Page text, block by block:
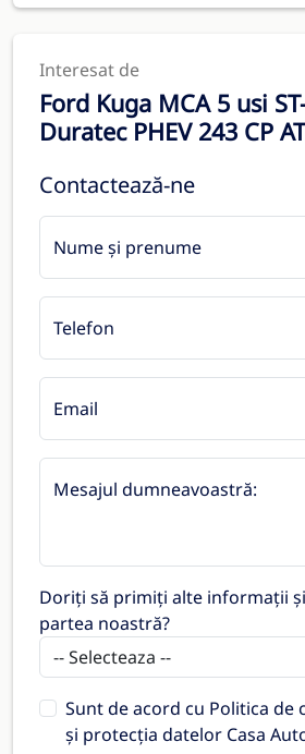
Interesat de
Ford Kuga MCA 5 usi
Duratec PHEV 243 CP AT
Contactează-ne
Nume și prenume
Telefon
Email
Mesajul dumneavoastră:
Doriți să primiți alte informații
partea noastră?
Sunt de acord cu Politica de
și protecția datelor Casa